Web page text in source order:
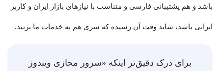
باشد و هم پشتیبانی فارسی و متناسب با نیازهای بازار ایران و کاربر
ایرانی باشد، شاید وقت آن رسیده که سری هم به خدمات ما بزنید.
برای درک دقیق‌تر اینکه «سرور مجازی ویندوز